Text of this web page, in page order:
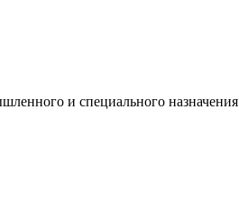
и специального назначения